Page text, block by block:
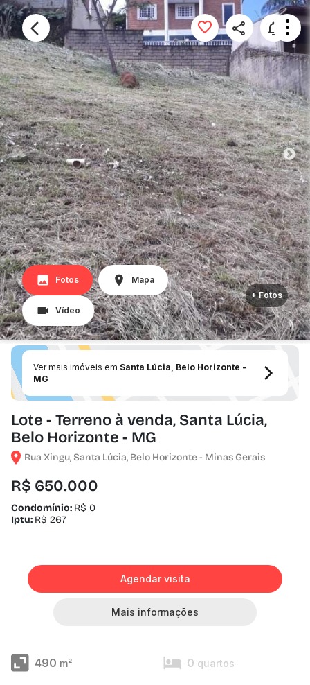
Fotos Mapa
Vídeo
+ Fotos
Ver mais imóveis em Santa Lúcia, Belo Horizonte -
MG
Lote - Terreno à venda, Santa Lúcia,
Belo Horizonte - MG
Rua Xingu, Santa Lúcia, Belo Horizonte - Minas Gerais
R$ 650.000
Condomínio: R$ 0
Iptu: R$ 267
Agendar visita
Mais informações
490 m² 0 quartos